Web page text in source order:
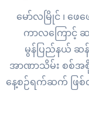
မော်လမြိုင် ၊ ဖ
ကာလကြောင့်
မွန်ပြည်နယ် ဆ
အာဏာသိမ်း စစ်အ
နေ့စဉ်ရက်ဆက် ဖြစ်